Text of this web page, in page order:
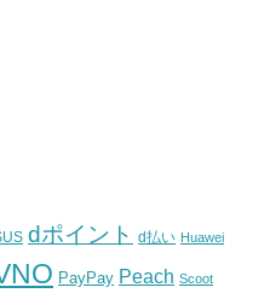
dポイント d払い Huawei
PayPay Peach Scoot